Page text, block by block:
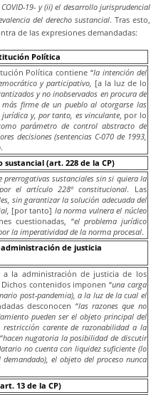
19- y (ii) el desarrollo jurisprudencial
del derecho sustancial. Tras esto,
de las expresiones demandadas:
Política
Política contiene “la intención del
y participativo, [a la luz de lo
y no inobservados en procura de
más firme de un pueblo al otorgarse las
y, por tanto, es vinculante, por lo
parámetro de control abstracto de
decisiones (sentencias C-070 de 1993,
.
(art. 228 de la CP)
sustanciales sin si quiera la
el artículo 228º constitucional. Las
sin garantizar la solución adecuada del
[por tanto] la norma vulnera el núcleo
cuestionadas, “el problema jurídico
la imperatividad de la norma procesal.
de justicia
a la administración de justicia de los
contenidos imponen “una carga
post-pandemia), a la luz de la cual el
desconocen “las razones que no
pueden ser el objeto principal del
carente de razonabilidad a la
hacen nugatoria la posibilidad de discutir
no cuenta con liquidez suficiente (lo
el objeto del proceso nunca
13 de la CP)